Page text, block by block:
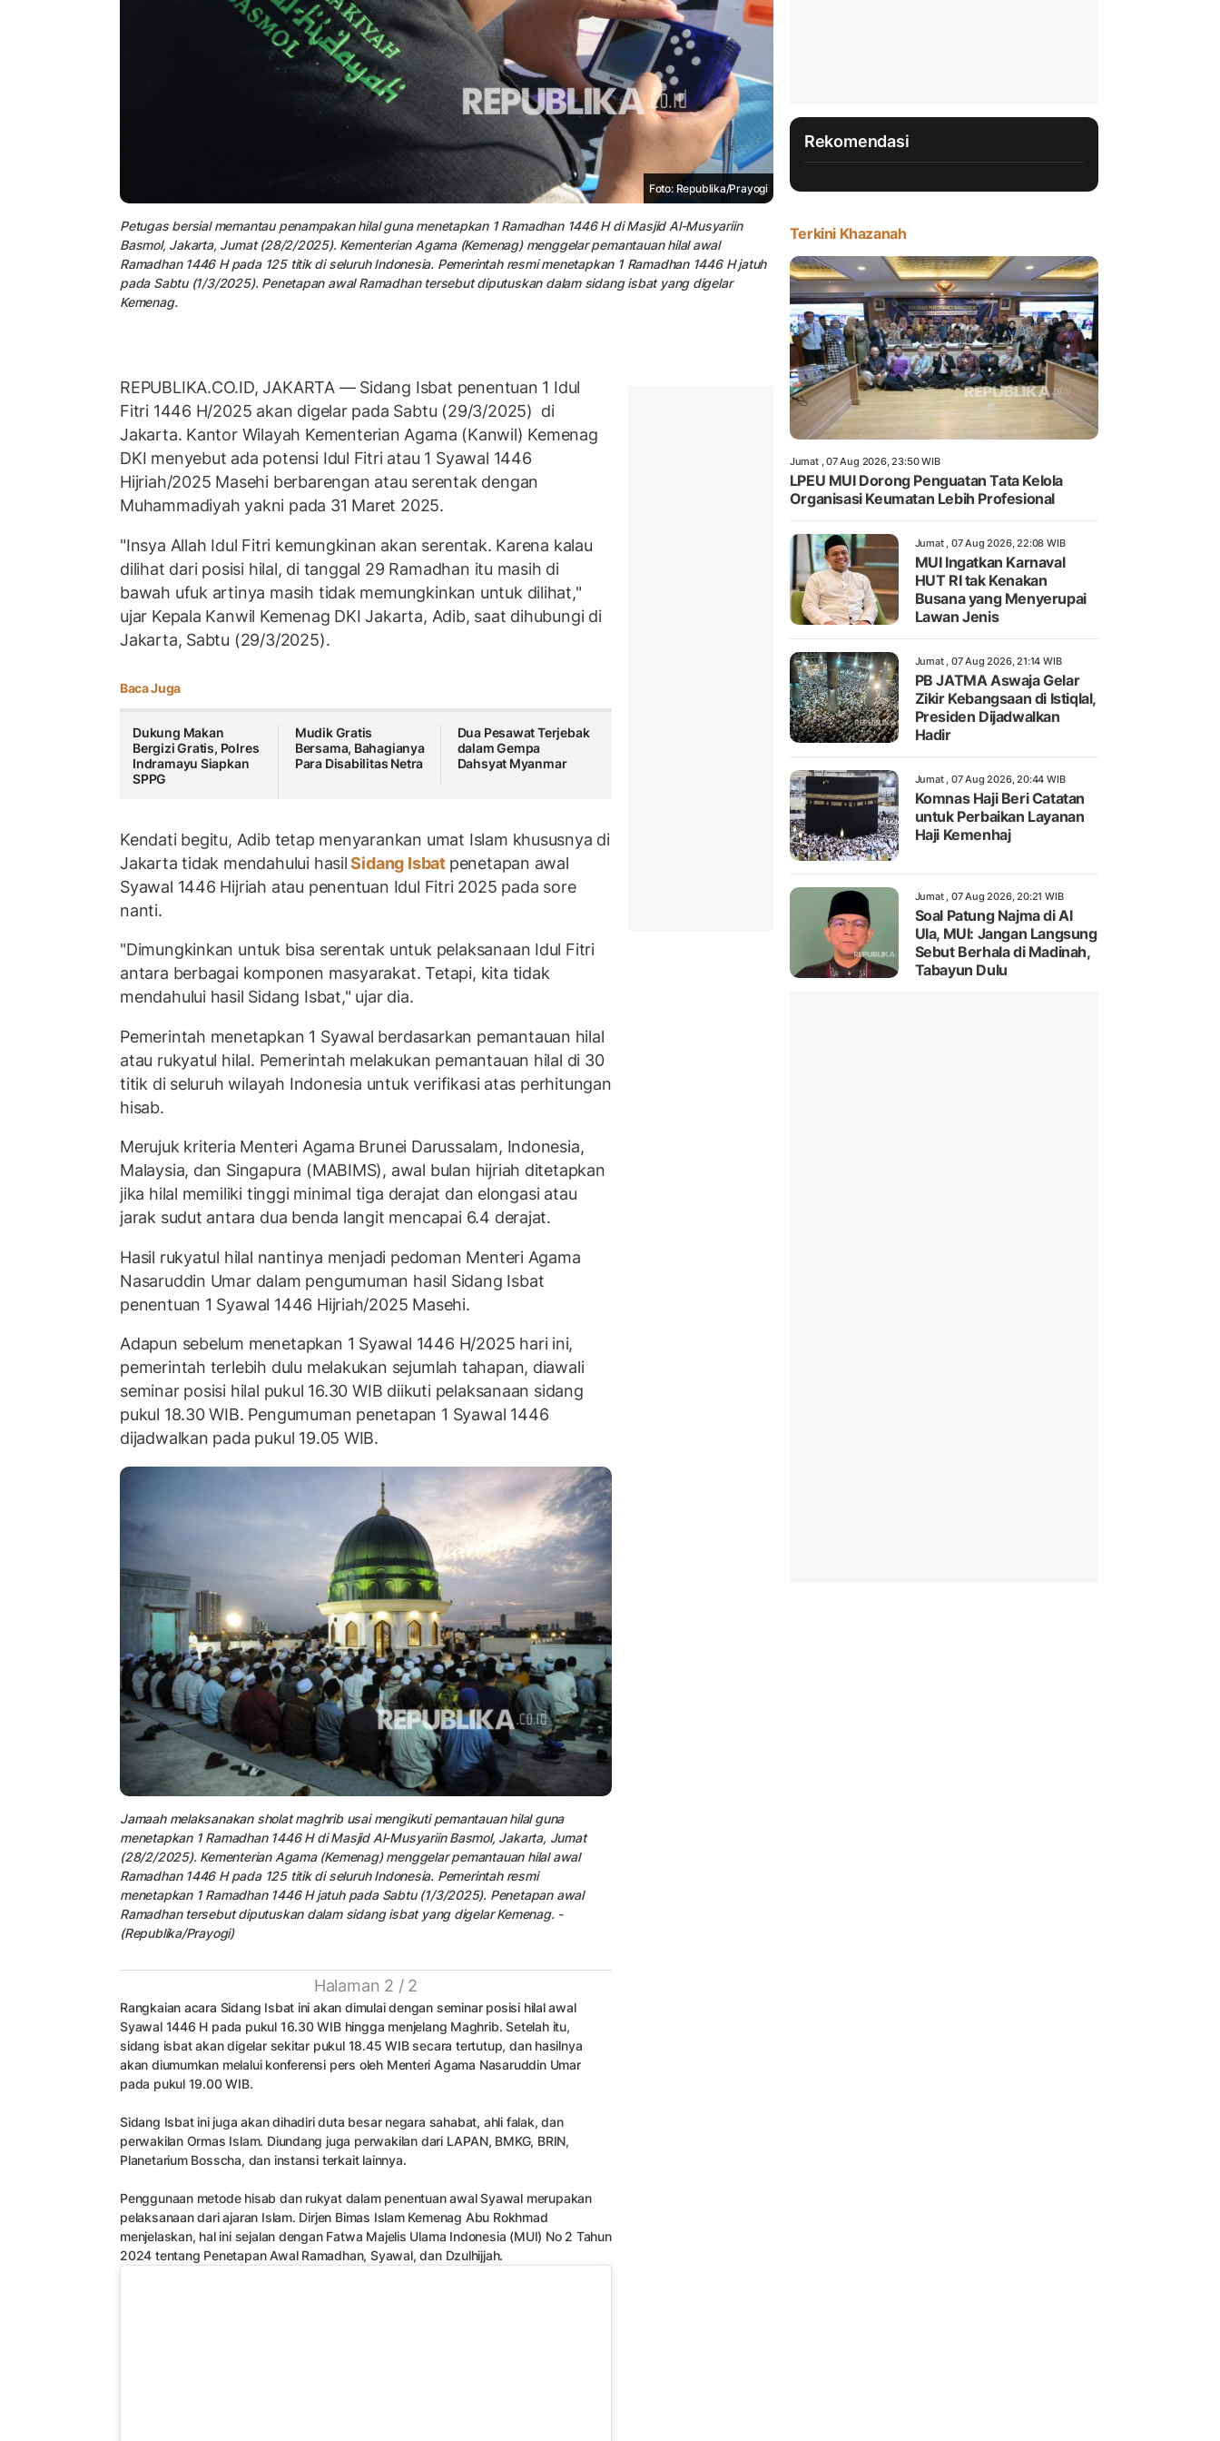
Foto: Republika/Prayogi
Petugas bersial memantau penampakan hilal guna menetapkan 1 Ramadhan 1446 H di Masjid Al-Musyariin
Basmol, Jakarta, Jumat (28/2/2025). Kementerian Agama (Kemenag) menggelar pemantauan hilal awal
Ramadhan 1446 H pada 125 titik di seluruh Indonesia. Pemerintah resmi menetapkan 1 Ramadhan 1446 H jatuh
pada Sabtu (1/3/2025). Penetapan awal Ramadhan tersebut diputuskan dalam sidang isbat yang digelar
Kemenag.
REPUBLIKA.CO.ID, JAKARTA — Sidang Isbat penentuan 1 Idul
Fitri 1446 H/2025 akan digelar pada Sabtu (29/3/2025) di
Jakarta. Kantor Wilayah Kementerian Agama (Kanwil) Kemenag
DKI menyebut ada potensi Idul Fitri atau 1 Syawal 1446
Hijriah/2025 Masehi berbarengan atau serentak dengan
Muhammadiyah yakni pada 31 Maret 2025.
"Insya Allah Idul Fitri kemungkinan akan serentak. Karena kalau
dilihat dari posisi hilal, di tanggal 29 Ramadhan itu masih di
bawah ufuk artinya masih tidak memungkinkan untuk dilihat,"
ujar Kepala Kanwil Kemenag DKI Jakarta, Adib, saat dihubungi di
Jakarta, Sabtu (29/3/2025).
Baca Juga
Dukung Makan
Bergizi Gratis, Polres
Indramayu Siapkan
SPPG
Mudik Gratis
Bersama, Bahagianya
Para Disabilitas Netra
Dua Pesawat Terjebak
dalam Gempa
Dahsyat Myanmar
Kendati begitu, Adib tetap menyarankan umat Islam khususnya di
Jakarta tidak mendahului hasilSidang Isbat penetapan awal
Syawal 1446 Hijriah atau penentuan Idul Fitri 2025 pada sore
nanti.
"Dimungkinkan untuk bisa serentak untuk pelaksanaan Idul Fitri
antara berbagai komponen masyarakat. Tetapi, kita tidak
mendahului hasil Sidang Isbat," ujar dia.
Pemerintah menetapkan 1 Syawal berdasarkan pemantauan hilal
atau rukyatul hilal. Pemerintah melakukan pemantauan hilal di 30
titik di seluruh wilayah Indonesia untuk verifikasi atas perhitungan
hisab.
Merujuk kriteria Menteri Agama Brunei Darussalam, Indonesia,
Malaysia, dan Singapura (MABIMS), awal bulan hijriah ditetapkan
jika hilal memiliki tinggi minimal tiga derajat dan elongasi atau
jarak sudut antara dua benda langit mencapai 6.4 derajat.
Hasil rukyatul hilal nantinya menjadi pedoman Menteri Agama
Nasaruddin Umar dalam pengumuman hasil Sidang Isbat
penentuan 1 Syawal 1446 Hijriah/2025 Masehi.
Adapun sebelum menetapkan 1 Syawal 1446 H/2025 hari ini,
pemerintah terlebih dulu melakukan sejumlah tahapan, diawali
seminar posisi hilal pukul 16.30 WIB diikuti pelaksanaan sidang
pukul 18.30 WIB. Pengumuman penetapan 1 Syawal 1446
dijadwalkan pada pukul 19.05 WIB.
Jamaah melaksanakan sholat maghrib usai mengikuti pemantauan hilal guna
menetapkan 1 Ramadhan 1446 H di Masjid Al-Musyariin Basmol, Jakarta, Jumat
(28/2/2025). Kementerian Agama (Kemenag) menggelar pemantauan hilal awal
Ramadhan 1446 H pada 125 titik di seluruh Indonesia. Pemerintah resmi
menetapkan 1 Ramadhan 1446 H jatuh pada Sabtu (1/3/2025). Penetapan awal
Ramadhan tersebut diputuskan dalam sidang isbat yang digelar Kemenag. -
(Republika/Prayogi)
Halaman 2 / 2
Rangkaian acara Sidang Isbat ini akan dimulai dengan seminar posisi hilal awal
Syawal 1446 H pada pukul 16.30 WIB hingga menjelang Maghrib. Setelah itu,
sidang isbat akan digelar sekitar pukul 18.45 WIB secara tertutup, dan hasilnya
akan diumumkan melalui konferensi pers oleh Menteri Agama Nasaruddin Umar
pada pukul 19.00 WIB.
Sidang Isbat ini juga akan dihadiri duta besar negara sahabat, ahli falak, dan
perwakilan Ormas Islam. Diundang juga perwakilan dari LAPAN, BMKG, BRIN,
Planetarium Bosscha, dan instansi terkait lainnya.
Penggunaan metode hisab dan rukyat dalam penentuan awal Syawal merupakan
pelaksanaan dari ajaran Islam. Dirjen Bimas Islam Kemenag Abu Rokhmad
menjelaskan, hal ini sejalan dengan Fatwa Majelis Ulama Indonesia (MUI) No 2 Tahun
2024 tentang Penetapan Awal Ramadhan, Syawal, dan Dzulhijjah.
Rekomendasi
Terkini Khazanah
Jumat , 07 Aug 2026, 23:50 WIB
LPEU MUI Dorong Penguatan Tata Kelola
Organisasi Keumatan Lebih Profesional
Jumat , 07 Aug 2026, 22:08 WIB
MUI Ingatkan Karnaval
HUT RI tak Kenakan
Busana yang Menyerupai
Lawan Jenis
Jumat , 07 Aug 2026, 21:14 WIB
PB JATMA Aswaja Gelar
Zikir Kebangsaan di Istiqlal,
Presiden Dijadwalkan
Hadir
Jumat , 07 Aug 2026, 20:44 WIB
Komnas Haji Beri Catatan
untuk Perbaikan Layanan
Haji Kemenhaj
Jumat , 07 Aug 2026, 20:21 WIB
Soal Patung Najma di Al
Ula, MUI: Jangan Langsung
Sebut Berhala di Madinah,
Tabayun Dulu